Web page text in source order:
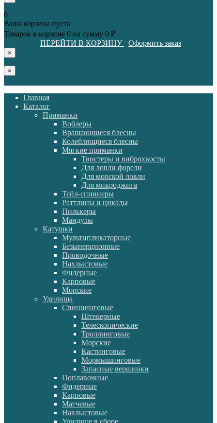
0
Ваша корзина пуста
Товаров в корзине 0 на сумму 0 ₽
ПЕРЕЙТИ В КОРЗИНУ
Оформить заказ
×
×
Главная
Каталог
Приманки
Воблеры
Вращающиеся блесны
Колеблющиеся блесны
Мягкие приманки
Твистеры и виброхвосты
Для ловли форели
Для морской ловли
Для микроджига
Тейл-спиннеры
Раттлины и цикады
Пилькеры
Мандулы
Катушки
Мультипликаторные
Безынерционные
Проводочные
Нахлыстовые
Фидерные
Карповые
Морские
Удилища
Спиннинговые
Штекерные
Телескопические
Троллинговые
Морские
Кастинговые
Мормышинговые
Запасные вершинки
Поплавочные
Фидерные
Карповые
Матчевые
Нахлыстовые
Удилище в сборе